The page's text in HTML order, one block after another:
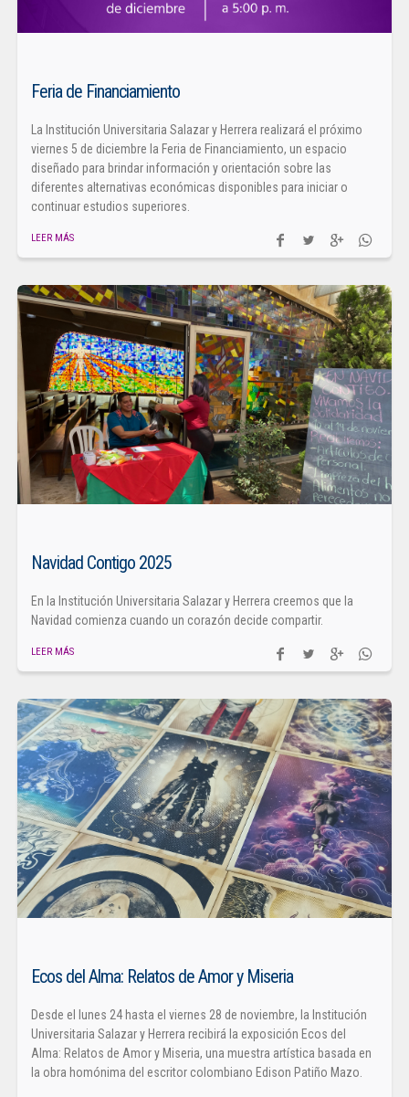
Feria de Financiamiento
La Institución Universitaria Salazar y Herrera realizará el próximo
viernes 5 de diciembre la Feria de Financiamiento, un espacio
diseñado para brindar información y orientación sobre las
diferentes alternativas económicas disponibles para iniciar o
continuar estudios superiores.
LEER MÁS
Navidad Contigo 2025
En la Institución Universitaria Salazar y Herrera creemos que la
Navidad comienza cuando un corazón decide compartir.
LEER MÁS
Ecos del Alma: Relatos de Amor y Miseria
Desde el lunes 24 hasta el viernes 28 de noviembre, la Institución
Universitaria Salazar y Herrera recibirá la exposición Ecos del
Alma: Relatos de Amor y Miseria, una muestra artística basada en
la obra homónima del escritor colombiano Edison Patiño Mazo.